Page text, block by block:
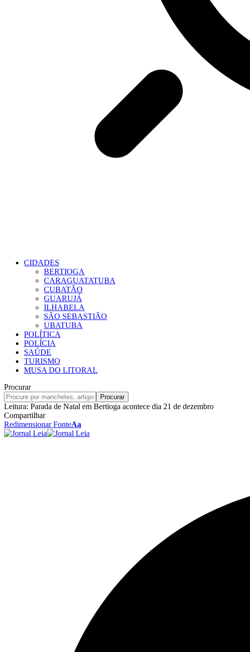
CIDADES
BERTIOGA
CARAGUATATUBA
CUBATÃO
GUARUJÁ
ILHABELA
SÃO SEBASTIÃO
UBATUBA
POLÍTICA
POLÍCIA
SAÚDE
TURISMO
MUSA DO LITORAL
Procurar
Leitura: Parada de Natal em Bertioga acontece dia 21 de dezembro
Compartilhar
Redimensionar FonteAa